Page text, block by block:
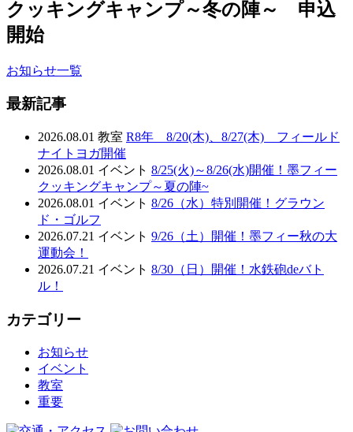
クッキングキャンプ～冬の陣～ 申込
開始
お知らせ一覧
最新記事
2026.08.01 教室 R8年 8/20(木)、8/27(木) フィールド
ナイトヨガ開催
2026.08.01 イベント 8/25(火)～8/26(水)開催！墨フィー
クッキングキャンプ～夏の陣~
2026.08.01 イベント 8/26（水）特別開催！グラウン
ド・ゴルフ
2026.07.21 イベント 9/26（土）開催！墨フィー秋の大
運動会！
2026.07.21 イベント 8/30（日）開催！水鉄砲deバト
ル！
カテゴリー
お知らせ
イベント
教室
重要